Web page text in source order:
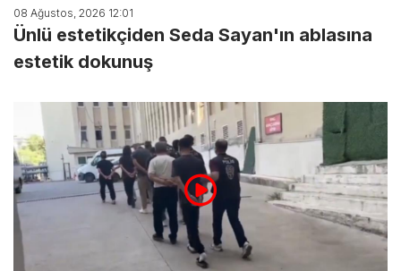
08 Ağustos, 2026 12:01
Ünlü estetikçiden Seda Sayan'ın ablasına
estetik dokunuş